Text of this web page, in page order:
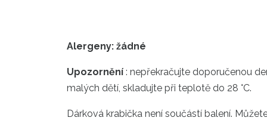
Alergeny: žádné
Upozornění : nepřekračujte doporučenou
malých dětí, skladujte při teplotě do 28 °C.
Dárková krabička není součástí balení.